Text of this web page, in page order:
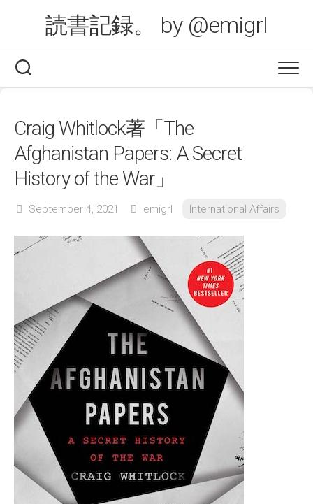
読書記録。 by @emigrl
Craig Whitlock著「The
Afghanistan Papers: A Secret
History of the War」
September 4, 2021 emigrl International Affairs